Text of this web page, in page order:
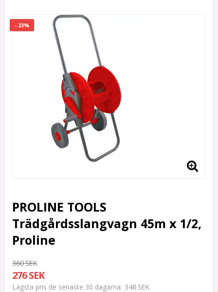
- 23%
PROLINE TOOLS
Trädgårdsslangvagn 45m x 1/2,
Proline
360 SEK
276 SEK
Lägsta pris de senaste 30 dagarna 348 SEK